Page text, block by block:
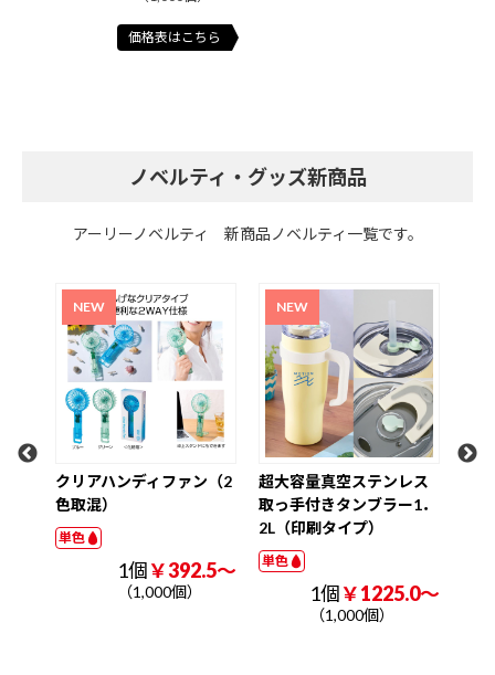
価格表はこちら
ノベルティ・グッズ新商品
アーリーノベルティ 新商品ノベルティ一覧です。
クリアハンディファン（2
色取混）
単色
1個￥392.5～
（1,000個）
超大容量真空ステンレス
取っ手付きタンブラー1．
2L（印刷タイプ）
単色
1個￥1225.0～
（1,000個）